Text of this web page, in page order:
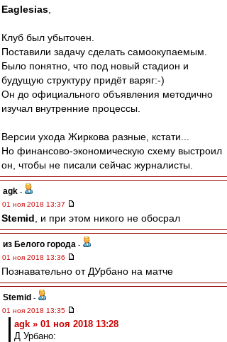
Eaglesias
Клуб был убыточен.
Поставили задачу сделать самоокупаемым.
Было понятно, что под новый стадион и
будущую структуру придёт варяг:-)
Он до официального объявления методично
изучал внутренние процессы.
Версии ухода Жиркова разные, кстати...
Но финансово-экономическую схему выстроил
он, чтобы не писали сейчас журналисты.
agk -
01 ноя 2018 13:37
Stemid , и при этом никого не обосрал
из Белого города -
01 ноя 2018 13:36
Познавательно от ДУрбано на матче
Stemid -
01 ноя 2018 13:35
agk » 01 ноя 2018 13:28
Д Урбано: